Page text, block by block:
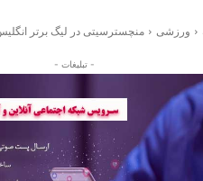
ورزشی منچسترسیتی در لیگ برتر
- تبلیغات -